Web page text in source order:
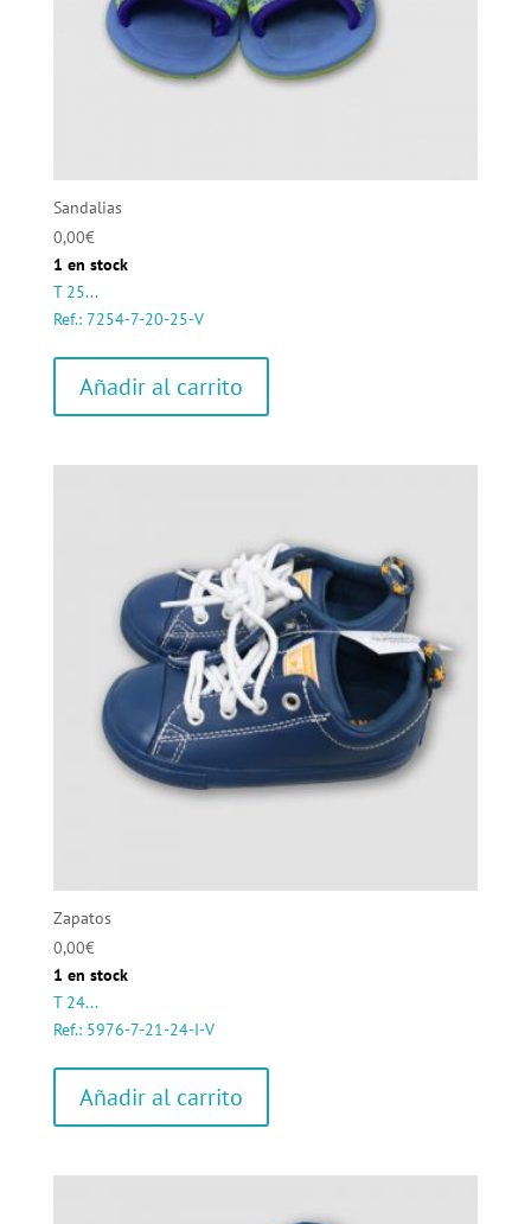
Sandalias
0,00€
1 en stock
T 25...
Ref.: 7254-7-20-25-V
Añadir al carrito
Zapatos
0,00€
1 en stock
T 24...
Ref.: 5976-7-21-24-I-V
Añadir al carrito